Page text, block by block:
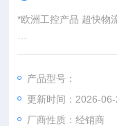
*欧洲工控产品 超快物
：
：@
http://www./优势供应
产品型号：
更新时间：2026-
厂商性质：经销商